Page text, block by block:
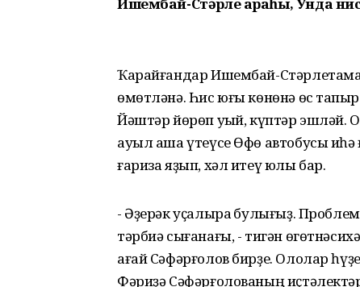
Ҡарайғандар Ишембай-
өмөтләнә. Һис юғы көнөнә өс
Йәштәр йөрөп уҡый, күптәр эшләй.
ауыл аша үтеүсе Өфө автобусы иһә
ғариза яҙып, хәл итеү юлы бар.
- Әҙерәк уҫалыраҡ булығыҙ.
тәрбиә сығанағы, - тигән
ағай Сәфәрғолов бирҙе. Ололар
Фәриҙә Сәфәрғолованың